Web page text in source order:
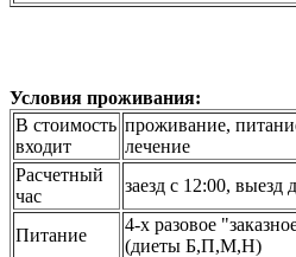
Условия проживания:
В стоимость
входит
проживание,
лечение
Расчетный
час
заезд с 12:00, выезд
Питание
4-х разовое
(диеты Б,П,М,Н)